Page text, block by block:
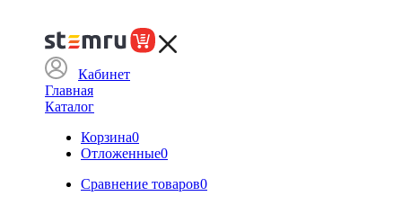
Кабинет
Главная
Каталог
Корзина0
Отложенные0
Сравнение товаров0